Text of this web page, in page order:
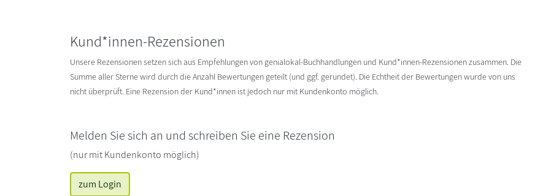
Kund*innen-Rezensionen
Unsere Rezensionen setzen sich aus Empfehlungen von genialokal-Buchhandlungen und Kund*innen-Rezensionen zusammen. Die
Summe aller Sterne wird durch die Anzahl Bewertungen geteilt (und ggf. gerundet). Die Echtheit der Bewertungen wurde von uns
nicht überprüft. Eine Rezension der Kund*innen ist jedoch nur mit Kundenkonto möglich.
Melden Sie sich an und schreiben Sie eine Rezension
(nur mit Kundenkonto möglich)
zum Login